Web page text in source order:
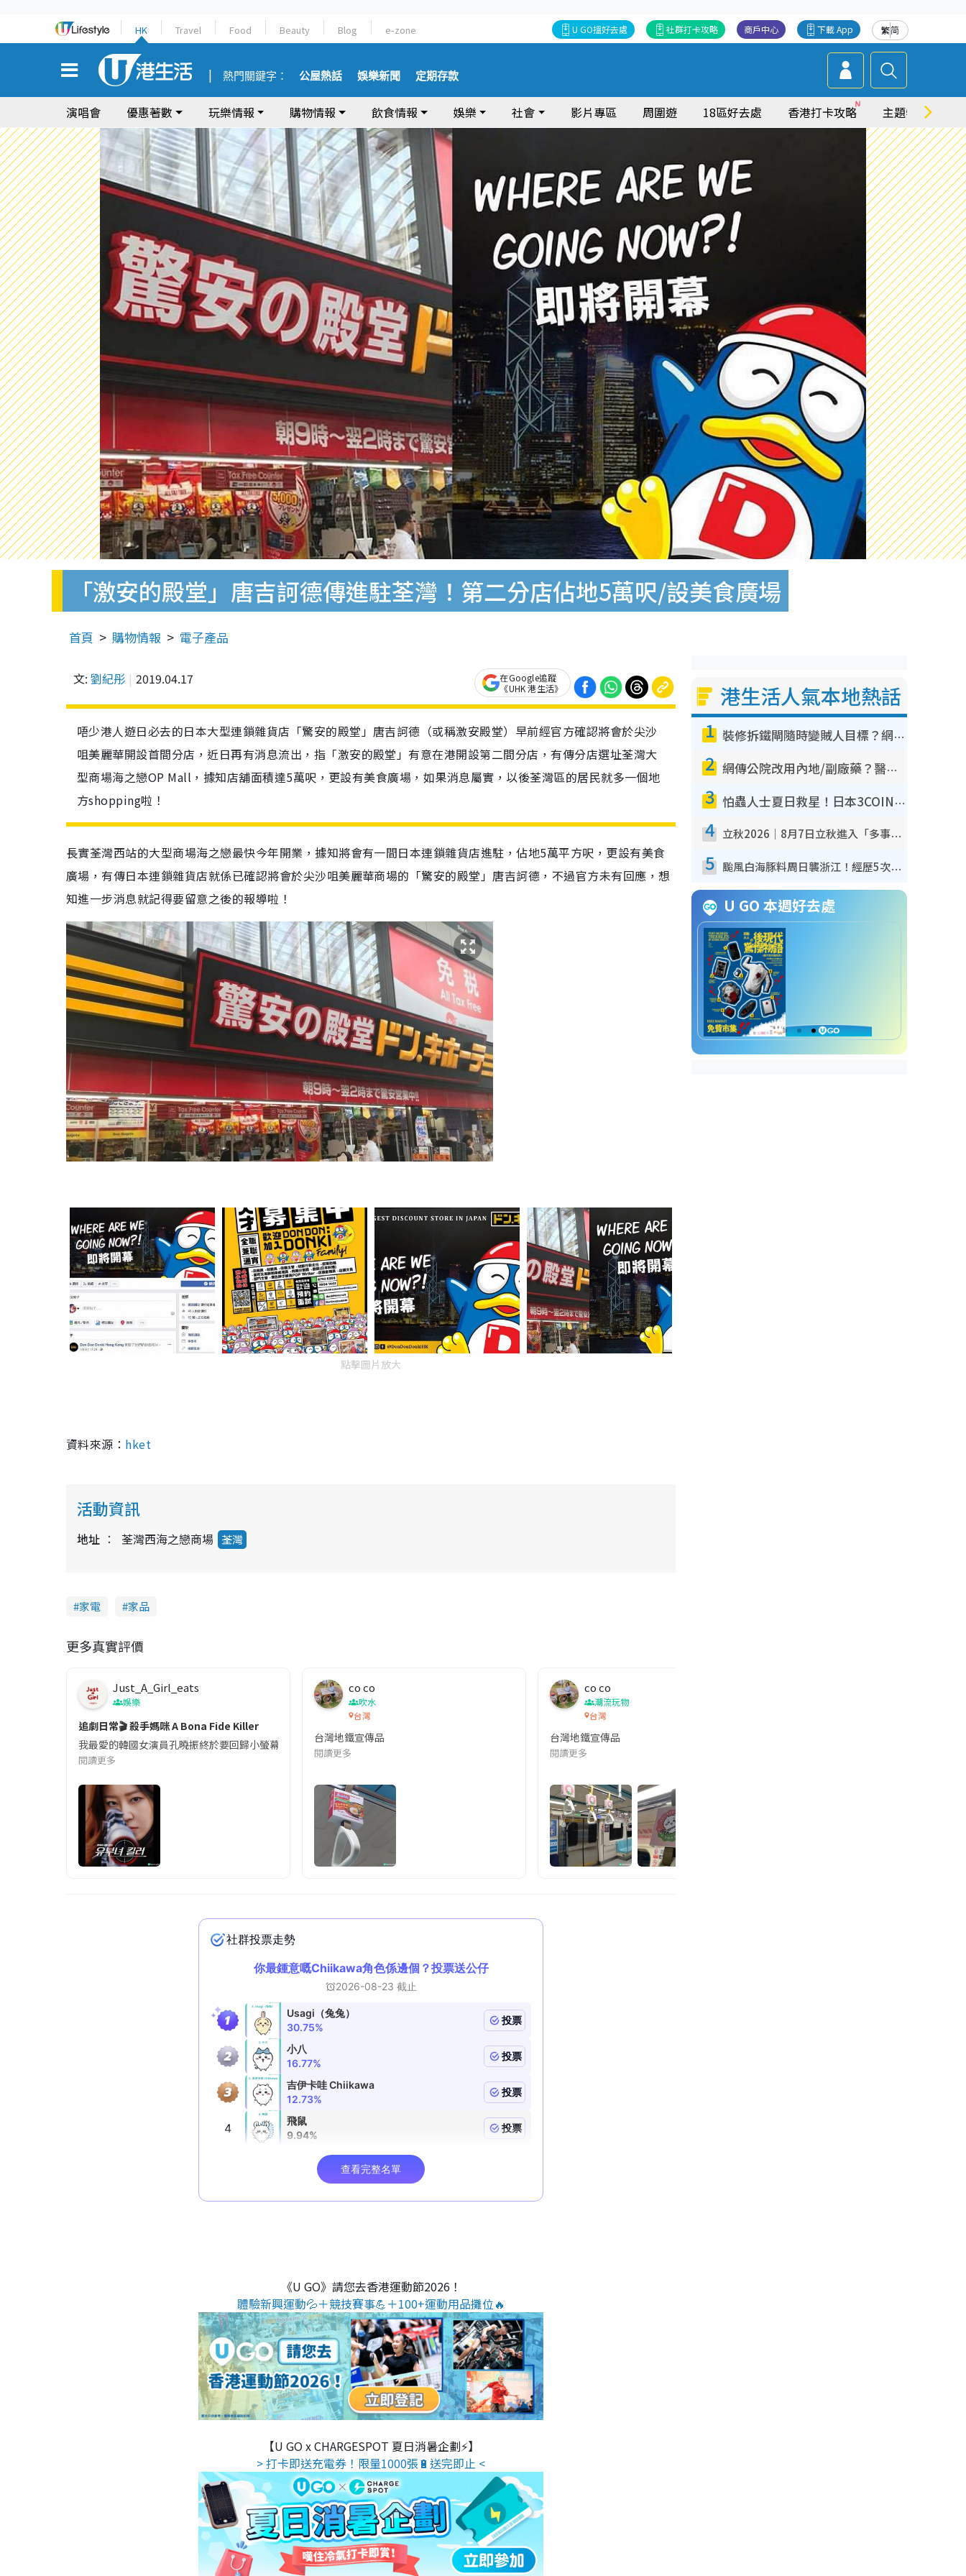
HK Travel Food Beauty Blog e-zone 繁简
下載 App
商戶中心
社群打卡攻略
U GO搵好去處
熱門關鍵字： 公屋熱話 娛樂新聞 定期存款
演唱會 優惠著數 玩樂情報 購物情報 飲食情報 娛樂 社會 影片專區 周圍遊 18區好去處 香港打卡攻略 主題特集
「激安的殿堂」唐吉訶德傳進駐荃灣！第二分店佔地5萬呎/設美食廣場
首頁 購物情報 電子產品
文: 劉紀彤 2019.04.17
在Google追蹤
《UHK 港生活》
唔少港人遊日必去的日本大型連鎖雜貨店「驚安的殿堂」唐吉訶德（或稱激安殿堂）早前經官方確認將會於尖沙
咀美麗華開設首間分店，近日再有消息流出，指「激安的殿堂」有意在港開設第二間分店，有傳分店選址荃灣大
型商場海之戀OP Mall，據知店舖面積達5萬呎，更設有美食廣場，如果消息屬實，以後荃灣區的居民就多一個地
方shopping啦！
長實荃灣西站的大型商場海之戀最快今年開業，據知將會有一間日本連鎖雜貨店進駐，佔地5萬平方呎，更設有美食
廣場，有傳日本連鎖雜貨店就係已確認將會於尖沙咀美麗華商場的「驚安的殿堂」唐吉訶德，不過官方未有回應，想
知進一步消息就記得要留意之後的報導啦！
點擊圖片放大
資料來源： hket
活動資訊
地址 荃灣西海之戀商場 荃灣
家電 家品
更多真實評價
Just_A_Girl_eats
娛樂
追劇日常🎬 殺手媽咪 A Bona Fide Killer
我最愛的韓國女演員孔曉振終於要回歸小螢幕啦!這次的劇本改編自同名網絡漫畫,故事主軸圍繞女主角柳寶娜 —— 表面上是一間公司的職員,但其實暗地裡是負責處決逃過法網罪犯的阻擊手｡ 劇情從
閱讀更多
co co
吹水
台灣
台灣地鐵宣傳品
閱讀更多
co co
潮流玩物
台灣
台灣地鐵宣傳品
閱讀更多
《U GO》請您去香港運動節2026！
體驗新興運動💦＋競技賽事💪＋100+運動用品攤位🔥
【U GO x CHARGESPOT 夏日消暑企劃⚡】
> 打卡即送充電券！限量1000張🔋送完即止 <
港生活人氣本地熱話
1 裝修拆鐵閘隨時變賊人目標？網民揭2大關鍵用途：裝新式等於白裝？附新舊鐵閘分別
2 網傳公院改用內地/副廠藥？醫生拆解正副廠分別 揭4類人換藥隨時出事
3 怕蟲人士夏日救星！日本3COINS爆紅驅蟲神器$45起 1招「全程免觸碰」輕鬆搞定小強
4 立秋2026｜8月7日立秋進入「多事之秋」 3件事唔做得！專家教6招開運 清枱頭／銀包納氣接好運
5 颱風白海豚料周日襲浙江！經歷5次「眼牆置換」極罕見 成登陸內地最長途颱風
U GO 本週好去處